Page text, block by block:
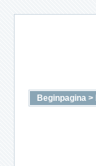
Beginpagina >